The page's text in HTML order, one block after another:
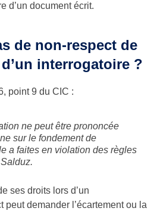
d’un document écrit.
de non-respect de
interrogatoire ?
point 9 du CIC :
ne peut être prononcée
sur le fondement de
a faites en violation des règles
ses droits lors d’un
peut demander l’écartement ou la